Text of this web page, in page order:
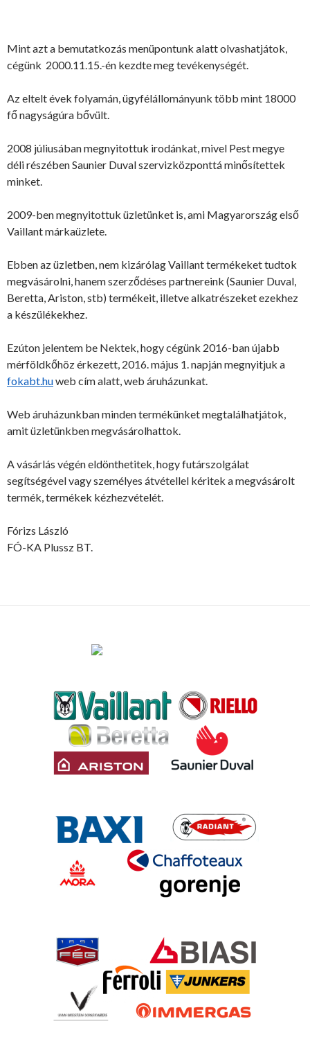
Mint azt a bemutatkozás menüpontunk alatt olvashatjátok,
cégünk 2000.11.15.-én kezdte meg tevékenységét.
Az eltelt évek folyamán, ügyfélállományunk több mint 18000
fő nagyságúra bővült.
2008 júliusában megnyitottuk irodánkat, mivel Pest megye
déli részében Saunier Duval szervizközponttá minősítettek
minket.
2009-ben megnyitottuk üzletünket is, ami Magyarország első
Vaillant márkaüzlete.
Ebben az üzletben, nem kizárólag Vaillant termékeket tudtok
megvásárolni, hanem szerződéses partnereink (Saunier Duval,
Beretta, Ariston, stb) termékeit, illetve alkatrészeket ezekhez
a készülékekhez.
Ezúton jelentem be Nektek, hogy cégünk 2016-ban újabb
mérföldkőhöz érkezett, 2016. május 1. napján megnyitjuk a
fokabt.huweb cím alatt, web áruházunkat.
Web áruházunkban minden termékünket megtalálhatjátok,
amit üzletünkben megvásárolhattok.
A vásárlás végén eldönthetitek, hogy futárszolgálat
segítségével vagy személyes átvétellel kéritek a megvásárolt
termék, termékek kézhezvételét.
Fórizs László
FÓ-KA Plussz BT.